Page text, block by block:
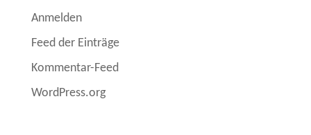
Anmelden
Feed der Einträge
Kommentar-Feed
WordPress.org